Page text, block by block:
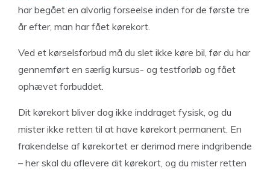
har begået en alvorlig forseelse inden for de første tre
år efter, man har fået kørekort.
Ved et kørselsforbud må du slet ikke køre bil, før du har
gennemført en særlig kursus- og testforløb og fået
ophævet forbuddet.
Dit kørekort bliver dog ikke inddraget fysisk, og du
mister ikke retten til at have kørekort permanent. En
frakendelse af kørekortet er derimod mere indgribende
– her skal du aflevere dit kørekort, og du mister retten